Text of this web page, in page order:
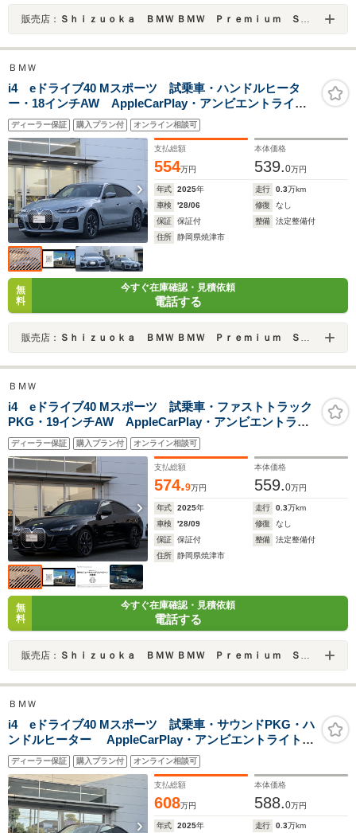
販売店： Ｓｈｉｚｕｏｋａ ＢＭＷ ＢＭＷ Ｐｒｅｍｉｕｍ Ｓｅｌｅｃｔｉｏｎ 焼津
ＢＭＷ
i4 eドライブ40 Mスポーツ 試乗車・ハンドルヒータ
ー・18インチAW AppleCarPlay・アンビエントライ
ト・全方位カメラ・ヘッドUPディスプレイ・オートホー
ルド・アクティブクルーズコントロール・ワイヤレス充
電・ミラーETC
ディーラー保証 購入プラン付 オンライン相談可
支払総額
554万円
本体価格
539.0万円
年式 2025年 走行 0.3万km
車検
'28/06 修復
なし
保証
保証付 整備
法定整備付
住所
静岡県焼津市
無
料
今すぐ在庫確認・見積依頼
電話する
販売店： Ｓｈｉｚｕｏｋａ ＢＭＷ ＢＭＷ Ｐｒｅｍｉｕｍ Ｓｅｌｅｃｔｉｏｎ 焼津
ＢＭＷ
i4 eドライブ40 Mスポーツ 試乗車・ファストトラック
PKG・19インチAW AppleCarPlay・アンビエントライ
ト・全方位カメラ・19インチアルミホイール・ステアリ
ングヒーター・Mスポーツブレーキ・ヘッドUPディスプ
レイ・オートホールドミラーETC
ディーラー保証 購入プラン付 オンライン相談可
支払総額
574.9万円
本体価格
559.0万円
年式 2025年 走行 0.3万km
車検
'28/09 修復
なし
保証
保証付 整備
法定整備付
住所
静岡県焼津市
無
料
今すぐ在庫確認・見積依頼
電話する
販売店： Ｓｈｉｚｕｏｋａ ＢＭＷ ＢＭＷ Ｐｒｅｍｉｕｍ Ｓｅｌｅｃｔｉｏｎ 焼津
ＢＭＷ
i4 eドライブ40 Mスポーツ 試乗車・サウンドPKG・ハ
ンドルヒーター AppleCarPlay・アンビエントライト・
全方位カメラ・ヘッドUPディスプレイ・電動シート・電
動ゲート・プライバシーガラス・オートホールド・純正
TV付・ミラーETC
ディーラー保証 購入プラン付 オンライン相談可
支払総額
608万円
本体価格
588.0万円
年式 2025年 走行 0.3万km